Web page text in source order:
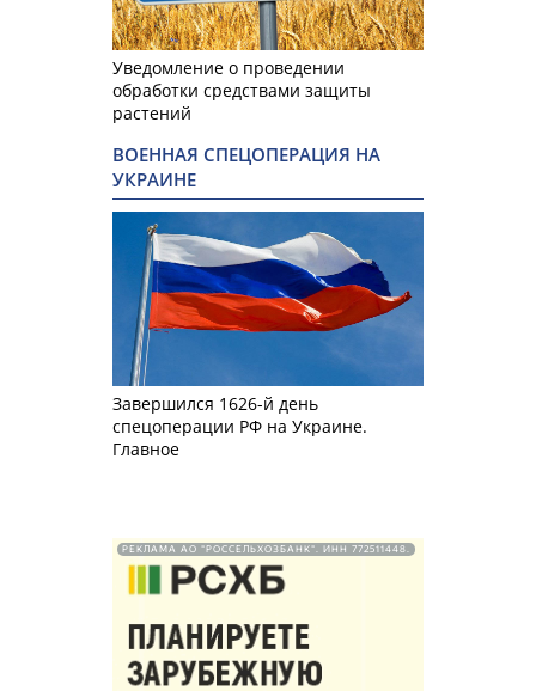
Уведомление о проведении
обработки средствами защиты
растений
ВОЕННАЯ СПЕЦОПЕРАЦИЯ НА
УКРАИНЕ
Завершился 1626-й день
спецоперации РФ на Украине.
Главное
РЕКЛАМА АО "РОССЕЛЬХОЗБАНК". ИНН 772511448.